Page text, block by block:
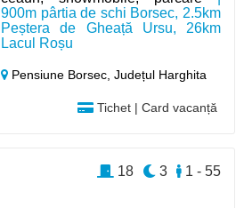
900m pârtia de schi Borsec, 2.5km
Peștera de Gheață Ursu, 26km
Lacul Roșu
Pensiune Borsec,Județul Harghita
Tichet | Card vacanță
1 - 55
3
18